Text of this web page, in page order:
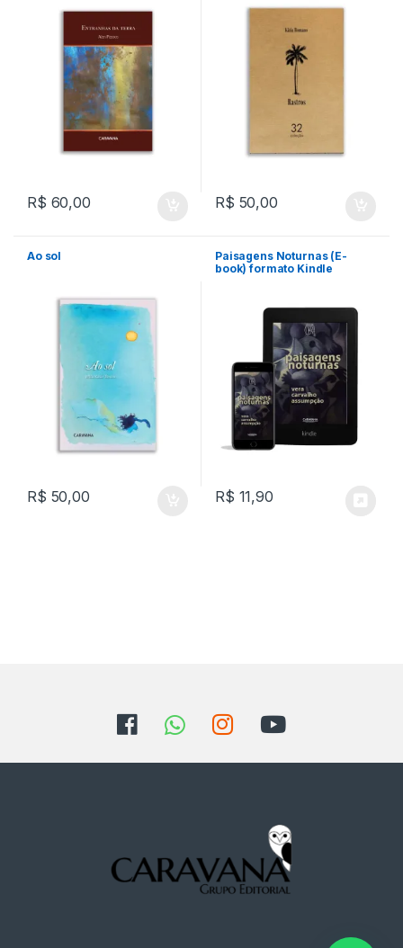
R$ 60,00 R$ 50,00
Ao sol
R$ 50,00
Paisagens Noturnas (E-
book) formato Kindle
R$ 11,90